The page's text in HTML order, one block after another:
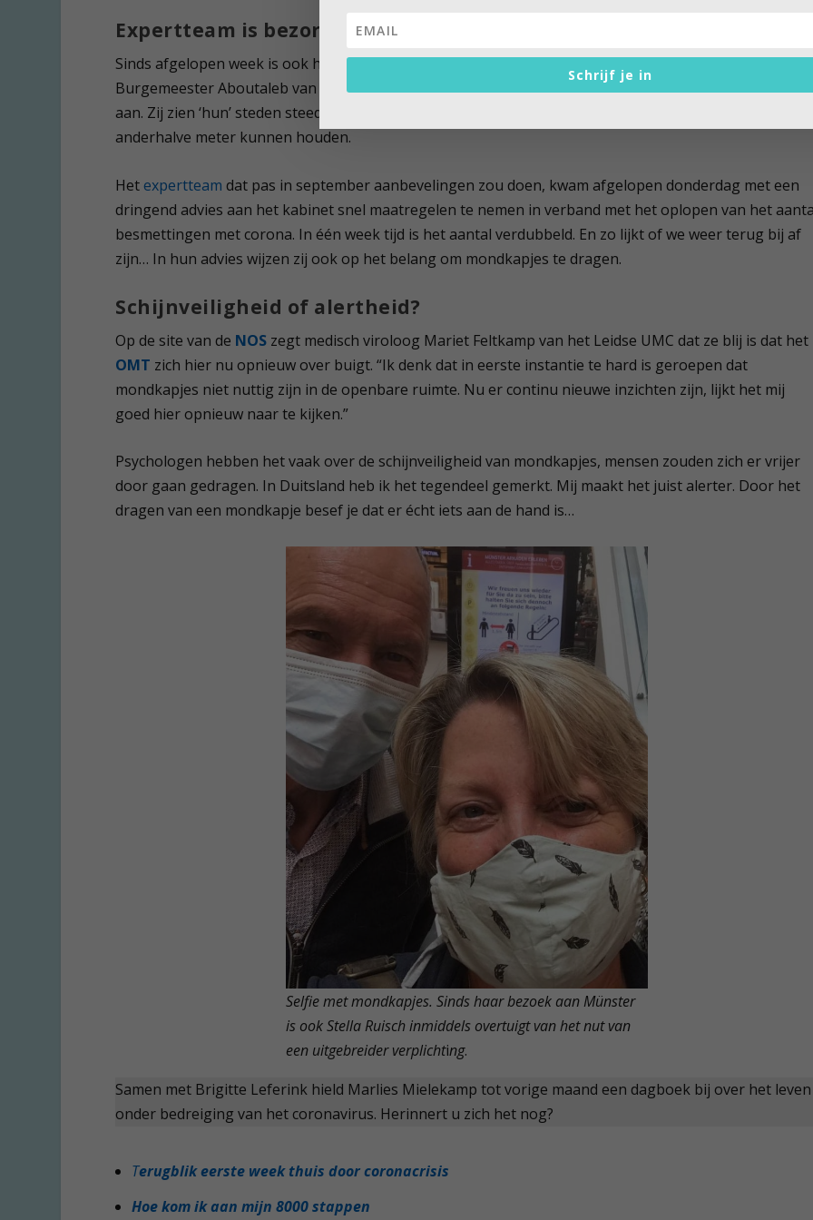
Expertteam is bezorgd
Sinds afgelopen week is ook hier de discussie los gebarsten over het dragen van mondkapjes.
Burgemeester Aboutaleb van Rotterdam en collega Halsema van Amsterdam zwengelden de discussie
aan. Zij zien ‘hun’ steden steeds drukker worden waardoor mensen niet de noodzakelijke afstand van
anderhalve meter kunnen houden.
Hetexpertteam dat pas in september aanbevelingen zou doen, kwam afgelopen donderdag met een
dringend advies aan het kabinet snel maatregelen te nemen in verband met het oplopen van het
besmettingen met corona. In één week tijd is het aantal verdubbeld. En zo lijkt of we weer terug bij af
zijn… In hun advies wijzen zij ook op het belang om mondkapjes te dragen.
Schijnveiligheid of alertheid?
Op de site van de NOS zegt medisch viroloog Mariet Feltkamp van het Leidse UMC dat ze blij is dat het
OMT zich hier nu opnieuw over buigt. “Ik denk dat in eerste instantie te hard is geroepen dat
mondkapjes niet nuttig zijn in de openbare ruimte. Nu er continu nieuwe inzichten zijn, lijkt het mij
goed hier opnieuw naar te kijken.”
Psychologen hebben het vaak over de schijnveiligheid van mondkapjes, mensen zouden zich er vrijer
door gaan gedragen. In Duitsland heb ik het tegendeel gemerkt. Mij maakt het juist alerter. Door het
dragen van een mondkapje besef je dat er écht iets aan de hand is…
Selfie met mondkapjes. Sinds haar bezoek aan Münster
is ook Stella Ruisch inmiddels overtuigt van het nut van
een uitgebreider verplichting.
Samen met Brigitte Leferink hield Marlies Mielekamp tot vorige maand een dagboek bij over het leven
onder bedreiging van het coronavirus. Herinnert u zich het nog?
Terugblik eerste week thuis door coronacrisis
Hoe kom ik aan mijn 8000 stappen
Schrijf je in